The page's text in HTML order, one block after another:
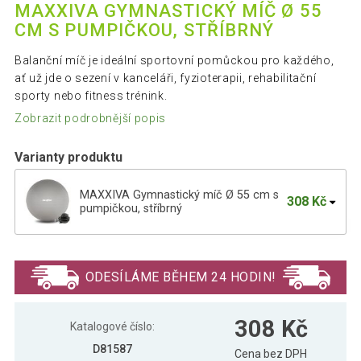
MAXXIVA GYMNASTICKÝ MÍČ Ø 55
CM S PUMPIČKOU, STŘÍBRNÝ
Balanční míč je ideální sportovní pomůckou pro každého,
ať už jde o sezení v kanceláři, fyzioterapii, rehabilitační
sporty nebo fitness trénink.
Zobrazit podrobnější popis
Varianty produktu
MAXXIVA Gymnastický míč Ø 55 cm s
pumpičkou, stříbrný
308 Kč
pumpičkou, černý
pumpičkou, červený
322 Kč
ODESÍLÁME BĚHEM 24 HODIN!
Katalogové číslo:
D81587
308 Kč
Cena bez DPH